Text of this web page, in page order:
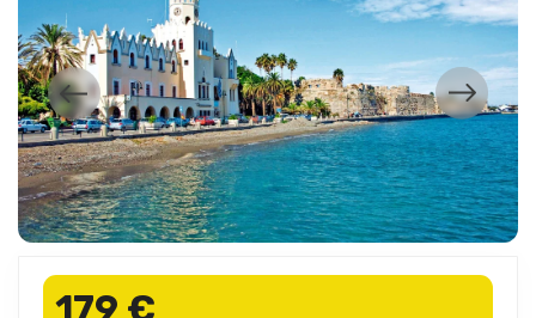
179 €